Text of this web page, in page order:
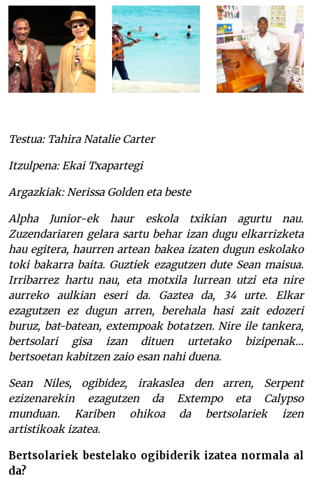
Testua: Tahira Natalie Carter
Itzulpena: Ekai Txapartegi
Argazkiak: Nerissa Golden eta beste
Alpha Junior-ek haur eskola txikian agurtu nau.
Zuzendariaren gelara sartu behar izan dugu elkarrizketa
hau egitera, haurren artean bakea izaten dugun eskolako
toki bakarra baita. Guztiek ezagutzen dute Sean maisua.
Irribarrez hartu nau, eta motxila lurrean utzi eta nire
aurreko aulkian eseri da. Gaztea da, 34 urte. Elkar
ezagutzen ez dugun arren, berehala hasi zait edozeri
buruz, bat-batean, extempoak botatzen. Nire ile tankera,
bertsolari gisa izan dituen urtetako bizipenak…
bertsoetan kabitzen zaio esan nahi duena.
Sean Niles, ogibidez, irakaslea den arren, Serpent
ezizenarekin ezagutzen da Extempo eta Calypso
munduan. Kariben ohikoa da bertsolariek izen
artistikoak izatea.
Bertsolariek bestelako ogibiderik izatea normala al
da?